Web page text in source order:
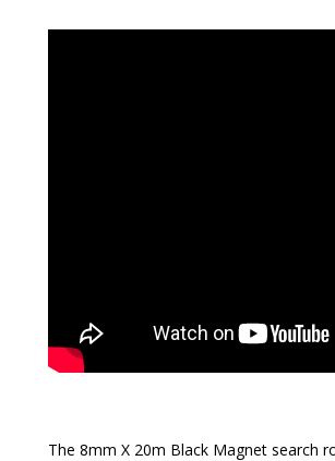
The 8mm X 20m Black Magnet search